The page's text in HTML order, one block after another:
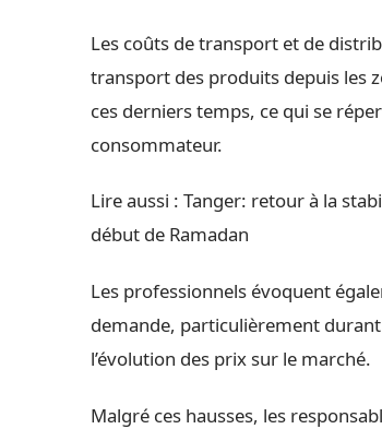
Les coûts de transport et de
transport des produits depuis les
ces derniers temps, ce qui se
consommateur.
Lire aussi : Tanger: retour à la
début de Ramadan
Les professionnels évoquent
demande, particulièrement
l’évolution des prix sur le marché.
Malgré ces hausses, les